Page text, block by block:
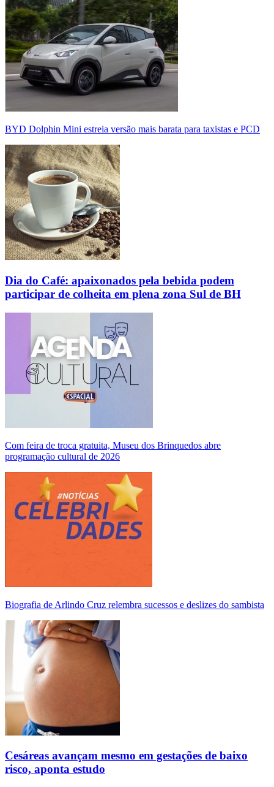
BYD Dolphin Mini estreia versão mais barata para taxistas e PCD
Dia do Café: apaixonados pela bebida podem
participar de colheita em plena zona Sul de BH
Com feira de troca gratuita, Museu dos Brinquedos abre
programação cultural de 2026
Biografia de Arlindo Cruz relembra sucessos e deslizes do sambista
Cesáreas avançam mesmo em gestações de baixo
risco, aponta estudo